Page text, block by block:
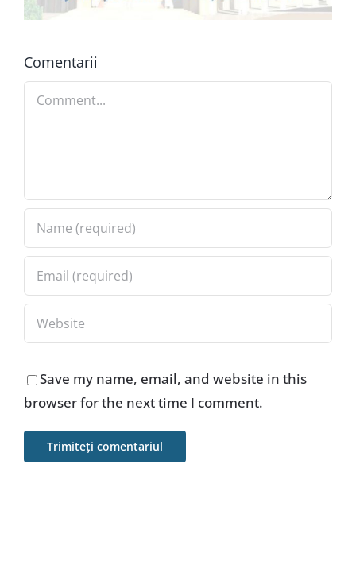
Comentarii
Comment
Save my name, email, and website in this
browser for the next time I comment.